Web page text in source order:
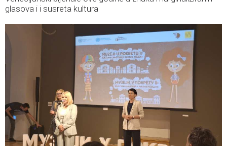
glasova i i susreta kultura